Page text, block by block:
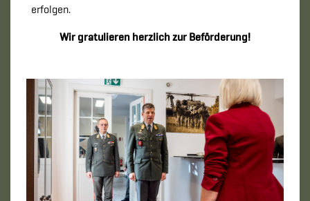
erfolgen.
Wir gratulieren herzlich zur Beförderung!